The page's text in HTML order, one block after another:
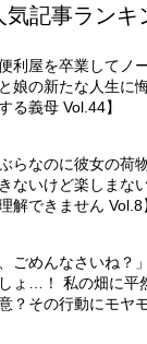
気記事ランキ
利屋を卒業してノ
娘の新たな人生に
る義母 Vol.44】
らなのに彼女の荷
ないけど楽しまな
解できません Vol.8
、ごめんなさいね？
ょ…！ 私の畑に平
？その行動にモヤ